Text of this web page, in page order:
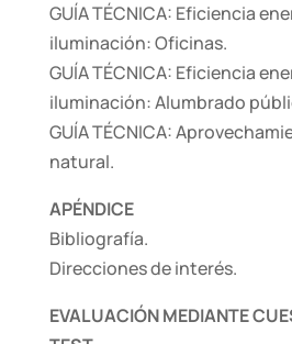
GUÍA TÉCNICA: Eficiencia
iluminación: Oficinas.
GUÍA TÉCNICA: Eficiencia
iluminación: Alumbrado
GUÍA TÉCNICA:
natural.
APÉNDICE
Bibliografía.
Direcciones de interés.
EVALUACIÓN MEDIANTE